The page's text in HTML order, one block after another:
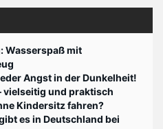
Wasserspaß mit
Angst in der Dunkelheit!
vielseitig und praktisch
Kindersitz fahren?
es in Deutschland bei